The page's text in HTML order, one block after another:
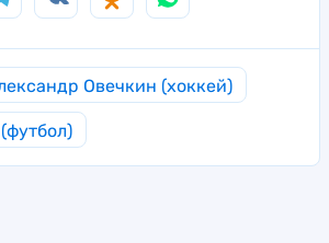
Овечкин (хоккей)